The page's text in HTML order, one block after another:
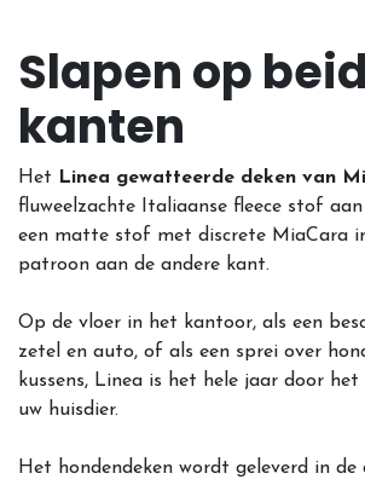
Slapen op
kanten
Het Linea gewatteerde deken van
fluweelzachte Italiaanse fleece stof
een matte stof met discrete MiaCara
patroon aan de andere kant.
Op de vloer in het kantoor, als een
zetel en auto, of als een sprei over
kussens, Linea is het hele jaar door
uw huisdier.
Het hondendeken wordt geleverd in de